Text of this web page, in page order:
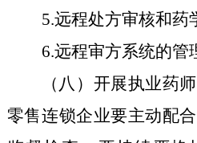
5.远程处方审核和药
6.远程审方系统的管
（八） 开展执业药
零售连锁企业要主动配